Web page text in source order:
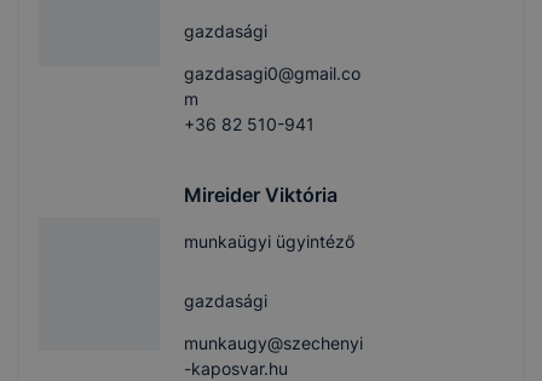
gazdasági
gazdasagi0@gmail.co
m
+36 82 510-941
Mireider Viktória
munkaügyi ügyintéző
gazdasági
munkaugy@szechenyi
-kaposvar.hu